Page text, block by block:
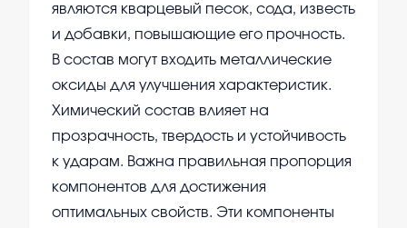
являются кварцевый песок, сода, известь
и добавки, повышающие его прочность.
В состав могут входить металлические
оксиды для улучшения характеристик.
Химический состав влияет на
прозрачность, твердость и устойчивость
к ударам. Важна правильная пропорция
компонентов для достижения
оптимальных свойств. Эти компоненты